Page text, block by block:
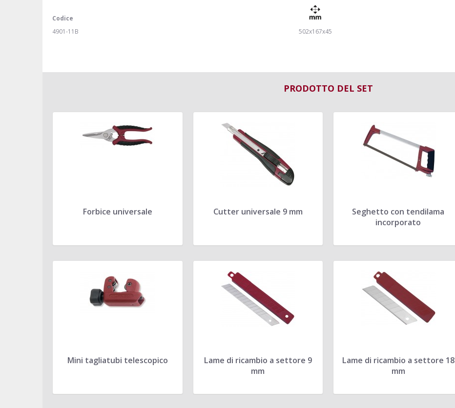
Codice
4901-11B
502x167x45
PRODOTTO DEL SET
Forbice universale Cutter universale 9 mm
Seghetto con tendilama
incorporato
Mini tagliatubi telescopico
Lame di ricambio a settore 9
mm
Lame di ricambio a settore 18
mm